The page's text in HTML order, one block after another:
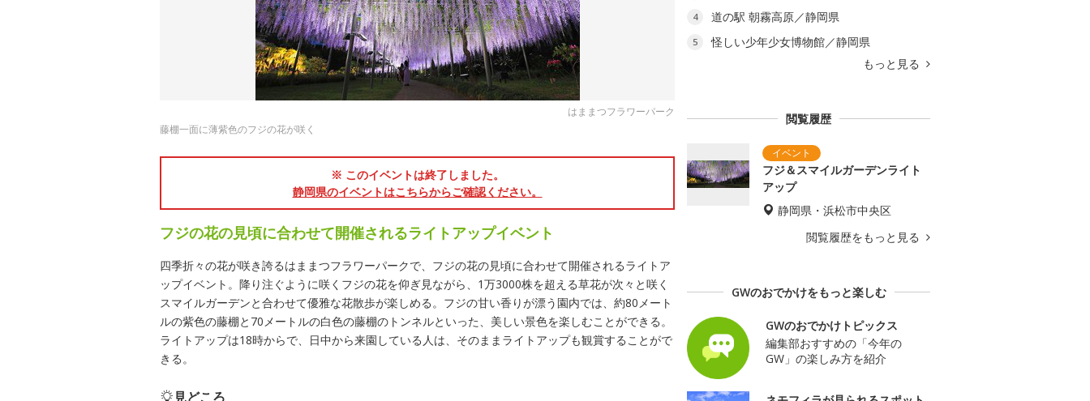
はままつフラワーパーク
藤棚一面に薄紫色のフジの花が咲く
※ このイベントは終了しました。
静岡県のイベントはこちらからご確認ください。
フジの花の見頃に合わせて開催されるライトアップイベント
四季折々の花が咲き誇るはままつフラワーパークで、フジの花の見頃に合わせて開催されるライトア
ップイベント。降り注ぐように咲くフジの花を仰ぎ見ながら、1万3000株を超える草花が次々と咲く
スマイルガーデンと合わせて優雅な花散歩が楽しめる。フジの甘い香りが漂う園内では、約80メート
ルの紫色の藤棚と70メートルの白色の藤棚のトンネルといった、美しい景色を楽しむことができる。
ライトアップは18時からで、日中から来園している人は、そのままライトアップも観賞することがで
きる。
見どころ
4 道の駅 朝霧高原／静岡県
5
怪しい少年少女博物館／静岡県
もっと見る
閲覧履歴
フジ＆スマイルガーデンライト
アップ
静岡県・浜松市中央区
閲覧履歴をもっと見る
GWのおでかけをもっと楽しむ
GWのおでかけトピックス
編集部おすすめの「今年の
GW」の楽しみ方を紹介